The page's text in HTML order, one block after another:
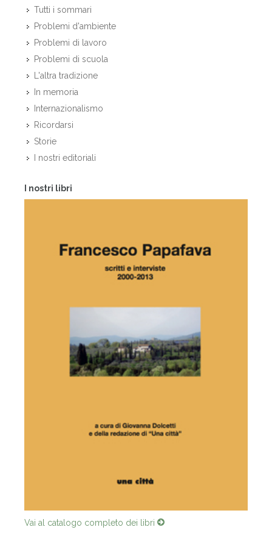
Tutti i sommari
Problemi d'ambiente
Problemi di lavoro
Problemi di scuola
L'altra tradizione
In memoria
Internazionalismo
Ricordarsi
Storie
I nostri editoriali
I nostri libri
Vai al catalogo completo dei libri